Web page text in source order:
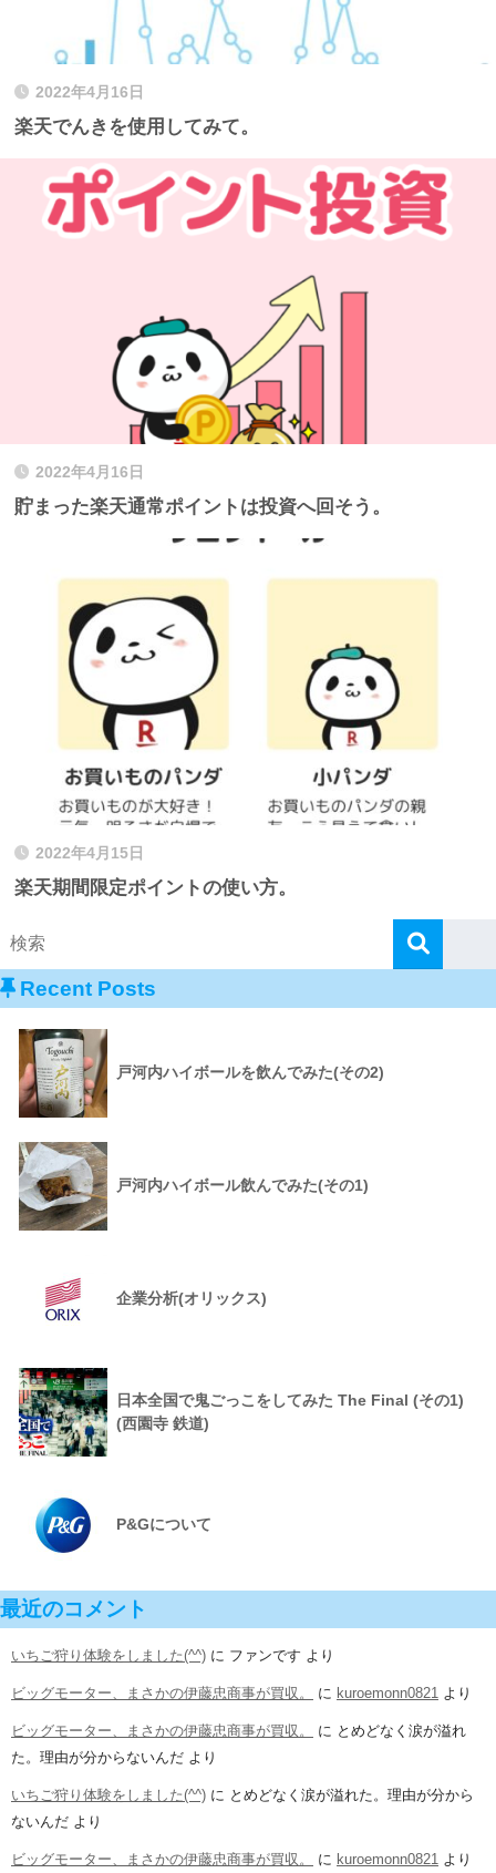
2022年4月16日
楽天でんきを使用してみて。
2022年4月16日
貯まった楽天通常ポイントは投資へ回そう。
2022年4月15日
楽天期間限定ポイントの使い方。
Recent Posts
戸河内ハイボールを飲んでみた(その2)
戸河内ハイボール飲んでみた(その1)
企業分析(オリックス)
日本全国で鬼ごっこをしてみた The Final (その1)
(西園寺 鉄道)
P&Gについて
最近のコメント
いちご狩り体験をしました(^^) に ファンです より
ビッグモーター、まさかの伊藤忠商事が買収。 に kuroemonn0821 より
ビッグモーター、まさかの伊藤忠商事が買収。 に とめどなく涙が溢れ
た。理由が分からないんだ より
いちご狩り体験をしました(^^) に とめどなく涙が溢れた。理由が分から
ないんだ より
ビッグモーター、まさかの伊藤忠商事が買収。 に kuroemonn0821 より